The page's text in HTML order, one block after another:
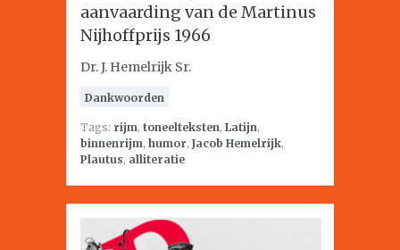
aanvaarding van de Martinus
Nijhoffprijs 1966
Dr. J. Hemelrijk Sr.
Dankwoorden
Tags: rijm, toneelteksten, Latijn,
binnenrijm, humor, Jacob Hemelrijk,
Plautus, alliteratie